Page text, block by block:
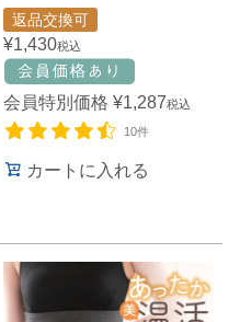
返品交換可
¥1,430税込
会員特別価格 ¥1,287税込
10件
カートに入れる